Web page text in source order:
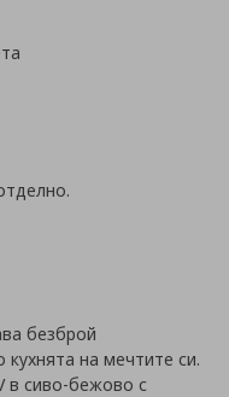
безброй
на мечтите си.
в сиво-бежово с